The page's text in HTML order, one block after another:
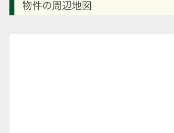
物件の周辺地図